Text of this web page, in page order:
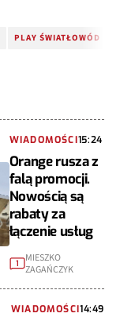
PLAY ŚWIATŁOWÓD
WIADOMOŚCI15:24
Orange rusza z
falą promocji.
Nowością są
rabaty za
łączenie usług
1
MIESZKO
ZAGAŃCZYK
WIADOMOŚCI14:49